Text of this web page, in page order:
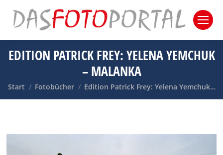
EDITION PATRICK FREY: YELENA YEMCHUK
– MALANKA
Sie befinden sich hier:
Start Fotobücher Edition Patrick Frey: Yelena Yemchuk…